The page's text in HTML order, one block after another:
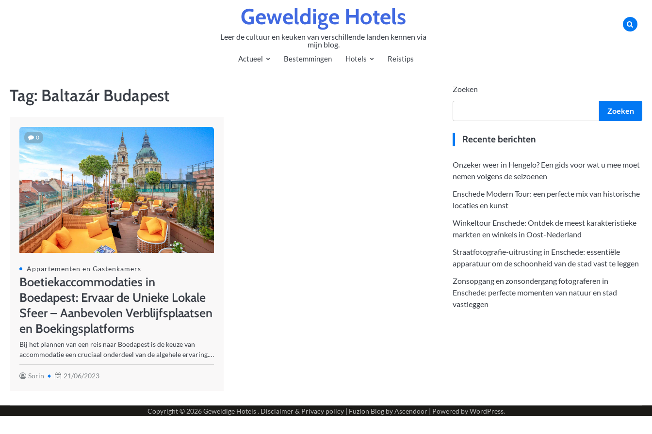
Geweldige Hotels
Leer de cultuur en keuken van verschillende landen kennen via
mijn blog.
Actueel Bestemmingen Hotels Reistips
Tag: Baltazár Budapest
0
Appartementen en Gastenkamers
Boetiekaccommodaties in
Boedapest: Ervaar de Unieke Lokale
Sfeer – Aanbevolen Verblijfsplaatsen
en Boekingsplatforms
Bij het plannen van een reis naar Boedapest is de keuze van
accommodatie een cruciaal onderdeel van de algehele ervaring.…
Sorin 21/06/2023
Zoeken
Zoeken
Recente berichten
Onzeker weer in Hengelo? Een gids voor wat u mee moet
nemen volgens de seizoenen
Enschede Modern Tour: een perfecte mix van historische
locaties en kunst
Winkeltour Enschede: Ontdek de meest karakteristieke
markten en winkels in Oost-Nederland
Straatfotografie-uitrusting in Enschede: essentiële
apparatuur om de schoonheid van de stad vast te leggen
Zonsopgang en zonsondergang fotograferen in
Enschede: perfecte momenten van natuur en stad
vastleggen
Copyright © 2026Geweldige Hotels. Disclaimer & Privacy policy| Fuzion Blog byAscendoor| Powered byWordPress.